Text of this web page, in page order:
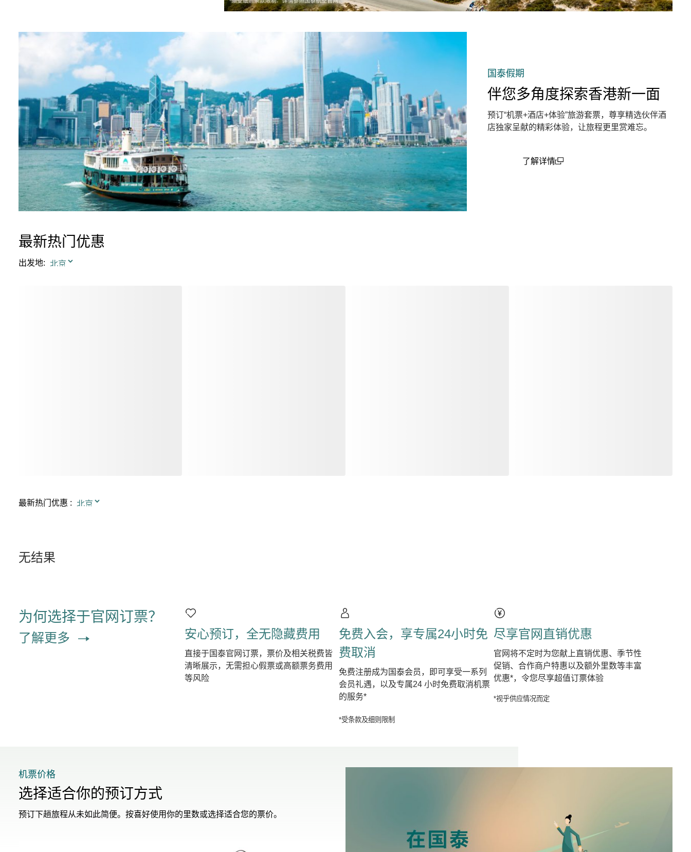
国泰假期
伴您多角度探索香港新一面
预订“机票+酒店+体验”旅游套票，尊享精选伙伴酒
店独家呈献的精彩体验，让旅程更里赏难忘。
了解详情
最新热门优惠
出发地:
最新热门优惠 :
无结果
为何选择于官网订票？
了解更多 安心预订，全无隐藏费用
直接于国泰官网订票，票价及相关税费皆
清晰展示，无需担心假票或高额票务费用
等风险
免费入会，享专属24小时免
费取消
免费注册成为国泰会员，即可享受一系列
会员礼遇，以及专属24 小时免费取消机票
的服务*
*受条款及细则限制
尽享官网直销优惠
官网将不定时为您献上直销优惠、季节性
促销、合作商户特惠以及额外里数等丰富
优惠*，令您尽享超值订票体验
*视乎供应情况而定
机票价格
选择适合你的预订方式
预订下趟旅程从未如此简便。按喜好使用你的里数或选择适合您的票价。